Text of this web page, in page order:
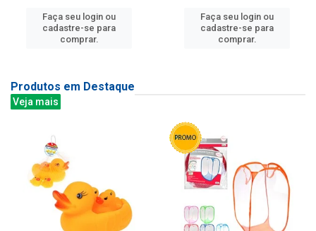
Faça seu login ou
cadastre-se para
comprar.
Faça seu login ou
cadastre-se para
comprar.
Produtos em Destaque
Veja mais